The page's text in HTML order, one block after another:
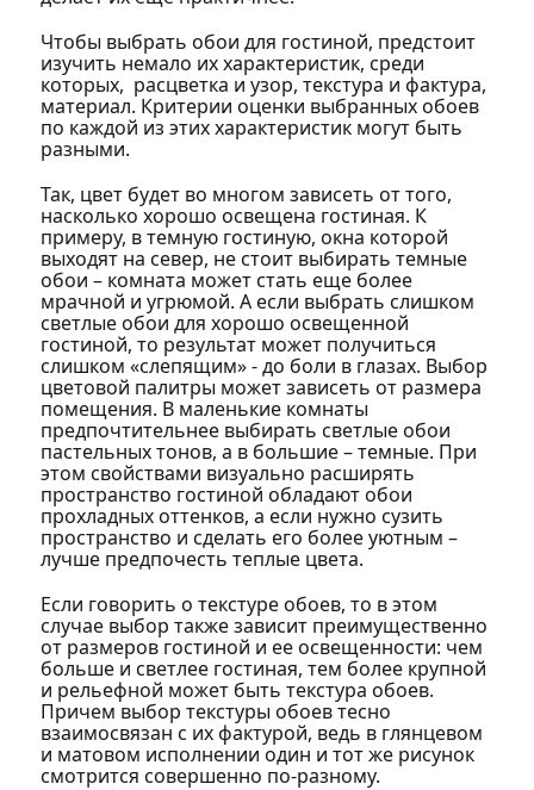
Чтобы выбрать обои для гостиной, предстоит
изучить немало их характеристик, среди
которых, расцветка и узор, текстура и фактура,
материал. Критерии оценки выбранных обоев
по каждой из этих характеристик могут быть
разными.
Так, цвет будет во многом зависеть от того,
насколько хорошо освещена гостиная. К
примеру, в темную гостиную, окна которой
выходят на север, не стоит выбирать темные
обои – комната может стать еще более
мрачной и угрюмой. А если выбрать слишком
светлые обои для хорошо освещенной
гостиной, то результат может получиться
слишком «слепящим» - до боли в глазах. Выбор
цветовой палитры может зависеть от размера
помещения. В маленькие комнаты
предпочтительнее выбирать светлые обои
пастельных тонов, а в большие – темные. При
этом свойствами визуально расширять
пространство гостиной обладают обои
прохладных оттенков, а если нужно сузить
пространство и сделать его более уютным –
лучше предпочесть теплые цвета.
Если говорить о текстуре обоев, то в этом
случае выбор также зависит преимущественно
от размеров гостиной и ее освещенности: чем
больше и светлее гостиная, тем более крупной
и рельефной может быть текстура обоев.
Причем выбор текстуры обоев тесно
взаимосвязан с их фактурой, ведь в глянцевом
и матовом исполнении один и тот же рисунок
смотрится совершенно по-разному.